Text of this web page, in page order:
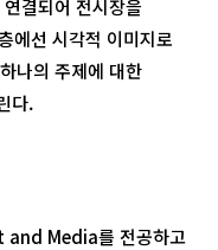
결되어 전시장을
에선 시각적 이미지로
나의 주제에 대한
다.
and Media를 전공하고